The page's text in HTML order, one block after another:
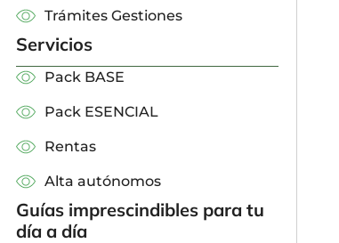
Trámites Gestiones
Servicios
Pack BASE
Pack ESENCIAL
Rentas
Alta autónomos
Guías imprescindibles para tu
día a día